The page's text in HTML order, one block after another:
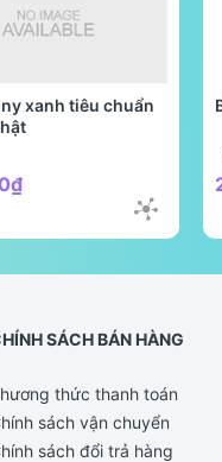
xanh tiêu chuẩn
SÁCH BÁN HÀNG
thức thanh toán
sách vận chuyển
sách đổi trả hàng